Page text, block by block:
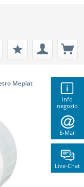
Info
negozio
E-Mail
Live-Chat
Meplat